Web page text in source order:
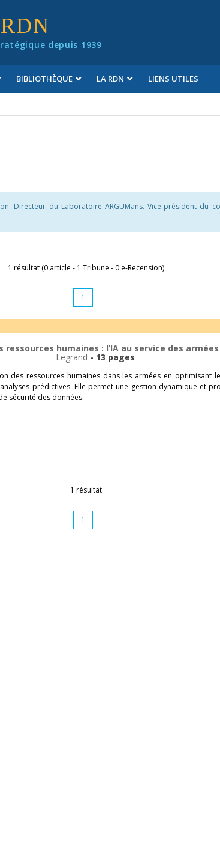
RDN
depuis 1939
BIBLIOTHÈQUE LA RDN LIENS UTILES
Directeur du Laboratoire ARGUMans. Vice-président du
1 résultat (0 article - 1 Tribune - 0 e-Recension)
1
humaines : l’IA au service des armées
Legrand - 13 pages
des ressources humaines dans les armées en optimisant
prédictives. Elle permet une gestion dynamique et
sécurité des données.
1 résultat
1